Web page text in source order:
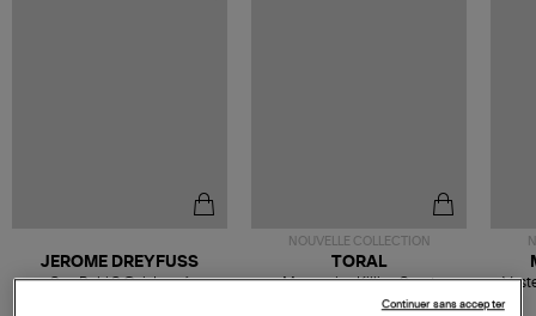
JEROME DREYFUSS
Sac Bobi S Cuir Lamé
NOUVELLE COLLECTION
189,00 €
TORAL
Mocassins Killian Sport
MousseContinuer sans accepter